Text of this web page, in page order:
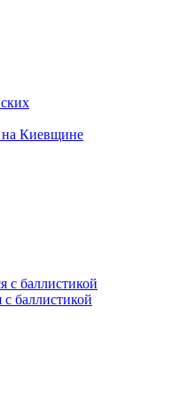
на Киевщине
баллистикой